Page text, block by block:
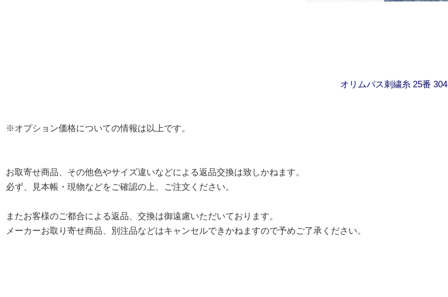
オリムパス刺繍糸 25番 304
※オプション価格についての情報は以上です。
お取寄せ商品、その他色やサイズ違いなどによる返品交換は致しかねます。
必ず、見本帳・現物などをご確認の上、ご注文ください。
またお客様のご都合による返品、交換は御遠慮いただいております。
メーカーお取り寄せ商品、別注品などはキャンセルできかねますので予めご了承ください。